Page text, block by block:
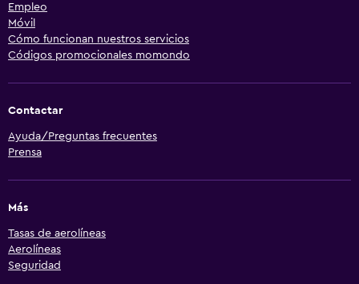
Empleo
Móvil
Cómo funcionan nuestros servicios
Códigos promocionales momondo
Contactar
Ayuda/Preguntas frecuentes
Prensa
Más
Tasas de aerolíneas
Aerolíneas
Seguridad